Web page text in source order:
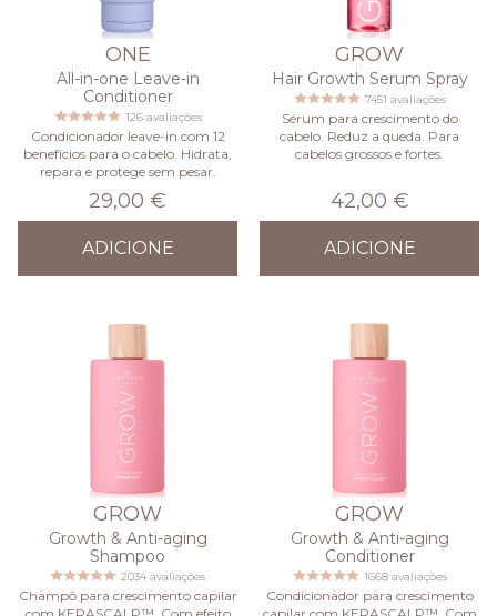
ONE
All-in-one Leave-in
Conditioner
126 avaliações
Condicionador leave-in com 12
benefícios para o cabelo. Hidrata,
repara e protege sem pesar.
29,00 €
ADICIONE
GROW
Hair Growth Serum Spray
7451 avaliações
Sérum para crescimento do
cabelo. Reduz a queda. Para
cabelos grossos e fortes.
42,00 €
ADICIONE
GROW
Growth & Anti-aging
Shampoo
2034 avaliações
Champô para crescimento capilar
GROW
Growth & Anti-aging
Conditioner
1668 avaliações
Condicionador para crescimento